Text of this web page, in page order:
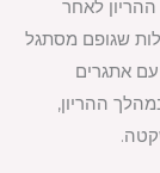
לאחר
שגופם מסתגל
אתגרים
ההריון,